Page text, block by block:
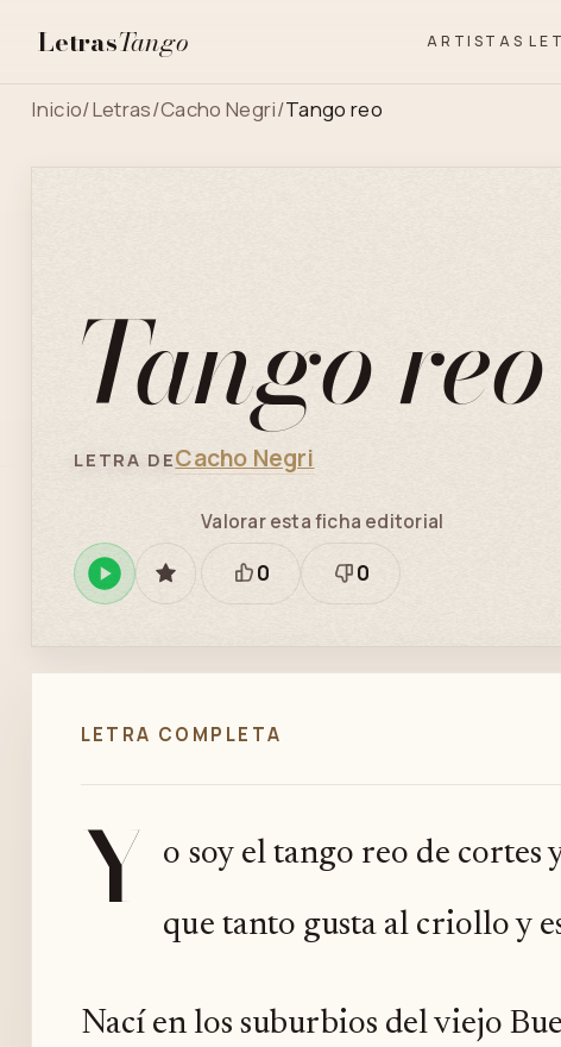
LetrasTango ARTISTAS
Inicio/Letras/Cacho Negri/Tango reo
Tango reo
LETRA DECacho Negri
ReproducirGUARDAR
Valorar esta ficha editorial
Está
0
Necesita
0
LETRA COMPLETA
Y o soy el tango reo de cortes
que tanto gusta al criollo y
Nací en los suburbios del viejo